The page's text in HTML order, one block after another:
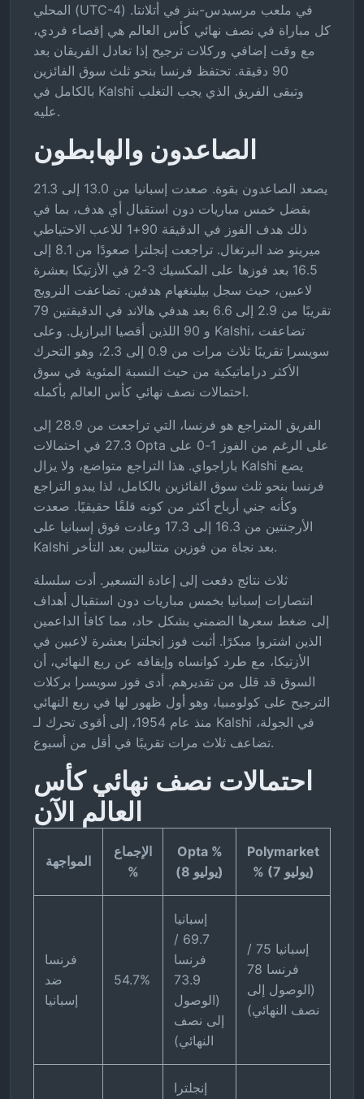
المحلي (UTC-4) في ملعب مرسيدس-بنز في أتلانتا.
كل مباراة في نصف نهائي كأس العالم هي إقصاء فردي،
مع وقت إضافي وركلات ترجيح إذا تعادل الفريقان بعد
90 دقيقة. تحتفظ فرنسا بنحو ثلث سوق الفائزين
بالكامل في Kalshi وتبقى الفريق الذي يجب التغلب
عليه.
الصاعدون والهابطون
يصعد الصاعدون بقوة. صعدت إسبانيا من 13.0 إلى 21.3
بفضل خمس مباريات دون استقبال أي هدف، بما في
ذلك هدف الفوز في الدقيقة 90+1 للاعب الاحتياطي
ميرينو ضد البرتغال. تراجعت إنجلترا صعودًا من 8.1 إلى
16.5 بعد فوزها على المكسيك 3-2 في الأزتيكا بعشرة
لاعبين، حيث سجل بيلينغهام هدفين. تضاعفت النرويج
تقريبًا من 2.9 إلى 6.6 بعد هدفي هالاند في الدقيقتين 79
و 90 اللذين أقصيا البرازيل. وعلى Kalshi، تضاعفت
سويسرا تقريبًا ثلاث مرات من 0.9 إلى 2.3، وهو التحرك
الأكثر دراماتيكية من حيث النسبة المئوية في سوق
احتمالات نصف نهائي كأس العالم بأكمله.
الفريق المتراجع هو فرنسا، التي تراجعت من 28.9 إلى
27.3 في احتمالات Opta على الرغم من الفوز 1-0 على
باراجواي. هذا التراجع متواضع، ولا يزال Kalshi يضع
فرنسا بنحو ثلث سوق الفائزين بالكامل، لذا يبدو التراجع
وكأنه جني أرباح أكثر من كونه قلقًا حقيقيًا. صعدت
الأرجنتين من 16.3 إلى 17.3 وعادت فوق إسبانيا على
Kalshi بعد نجاة من فوزين متتاليين بعد التأخر.
ثلاث نتائج دفعت إلى إعادة التسعير. أدت سلسلة
انتصارات إسبانيا بخمس مباريات دون استقبال أهداف
إلى ضغط سعرها الضمني بشكل حاد، مما كافأ الداعمين
الذين اشتروا مبكرًا. أثبت فوز إنجلترا بعشرة لاعبين في
الأزتيكا، مع طرد كوانساه وإيقافه عن ربع النهائي، أن
السوق قد قلل من تقديرهم. أدى فوز سويسرا بركلات
الترجيح على كولومبيا، وهو أول ظهور لها في ربع النهائي
منذ عام 1954، إلى أقوى تحرك لـ Kalshi في الجولة،
تضاعف ثلاث مرات تقريبًا في أقل من أسبوع.
احتمالات نصف نهائي كأس
العالم الآن
المواجهة
الإجماع
%
Opta %
(8 يوليو)
Polymarket
% (7 يوليو)
فرنسا
ضد
إسبانيا
54.7%
إسبانيا
69.7 /
فرنسا
73.9
(الوصول
إلى نصف
النهائي)
إسبانيا 75 /
فرنسا 78
(الوصول إلى
نصف النهائي)
إنجلترا